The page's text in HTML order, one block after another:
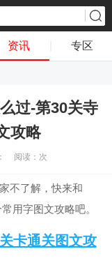
资讯 专区
过-第30关寺
攻略
阅读： 次
不了解，快来和
用字图文攻略吧。
卡通关图文攻